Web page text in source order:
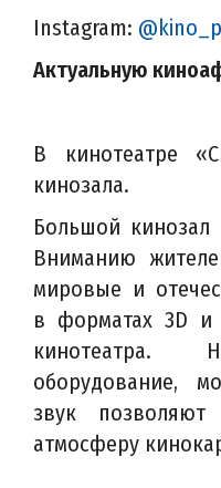
Instagram:
Актуальную
В кинотеатре
кинозала.
Большой кинозал
Вниманию
мировые и
в форматах 3D
кинотеатра.
оборудование,
звук
атмосферу